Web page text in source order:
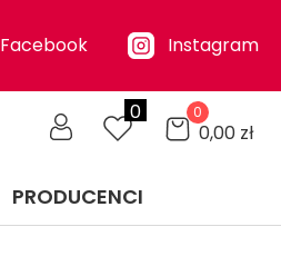
Facebook Instagram
0 0
0,00 zł
PRODUCENCI